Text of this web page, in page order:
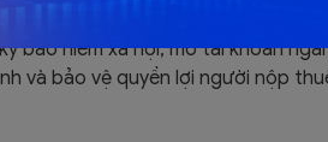
bảo hiểm xã hội, mở tài khoản
và bảo vệ quyền lợi người nộp